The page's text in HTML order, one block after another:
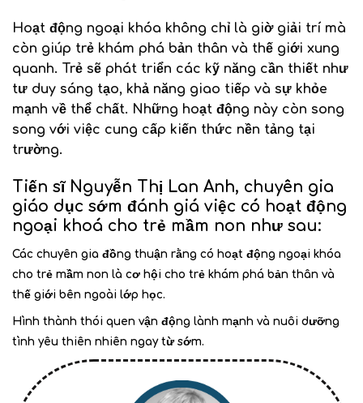
Hoạt động ngoại khóa không chỉ là giờ giải trí mà
còn giúp trẻ khám phá bản thân và thế giới xung
quanh. Trẻ sẽ phát triển các kỹ năng cần thiết như
tư duy sáng tạo, khả năng giao tiếp và sự khỏe
mạnh về thể chất. Những hoạt động này còn song
song với việc cung cấp kiến thức nền tảng tại
trường.
Tiến sĩ Nguyễn Thị Lan Anh, chuyên gia
giáo dục sớm đánh giá việc có hoạt động
ngoại khoá cho trẻ mầm non như sau:
Các chuyên gia đồng thuận rằng có hoạt động ngoại khóa
cho trẻ mầm non là cơ hội cho trẻ khám phá bản thân và
thế giới bên ngoài lớp học.
Hình thành thói quen vận động lành mạnh và nuôi dưỡng
tình yêu thiên nhiên ngay từ sớm​.